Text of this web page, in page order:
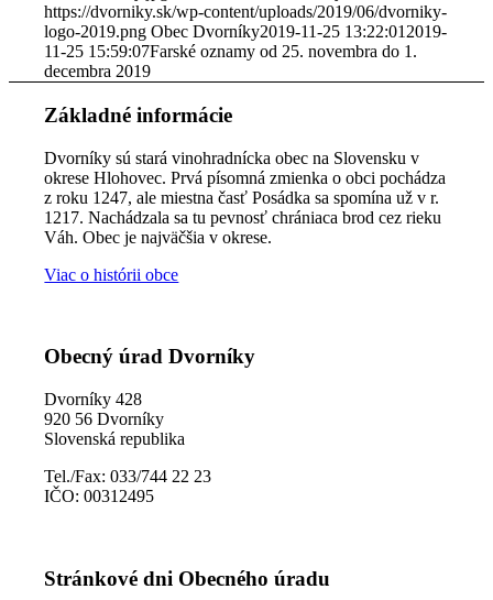
https://dvorniky.sk/wp-content/uploads/2019/06/dvorniky-
logo-2019.png Obec Dvorníky2019-11-25 13:22:01 2019-
11-25 15:59:07Farské oznamy od 25. novembra do 1.
decembra 2019
Základné informácie
Dvorníky sú stará vinohradnícka obec na Slovensku v
okrese Hlohovec. Prvá písomná zmienka o obci pochádza
z roku 1247, ale miestna časť Posádka sa spomína už v r.
1217. Nachádzala sa tu pevnosť chrániaca brod cez rieku
Váh. Obec je najväčšia v okrese.
Viac o histórii obce
Obecný úrad Dvorníky
Dvorníky 428
920 56 Dvorníky
Slovenská republika
Tel./Fax: 033/744 22 23
IČO: 00312495
Stránkové dni Obecného úradu